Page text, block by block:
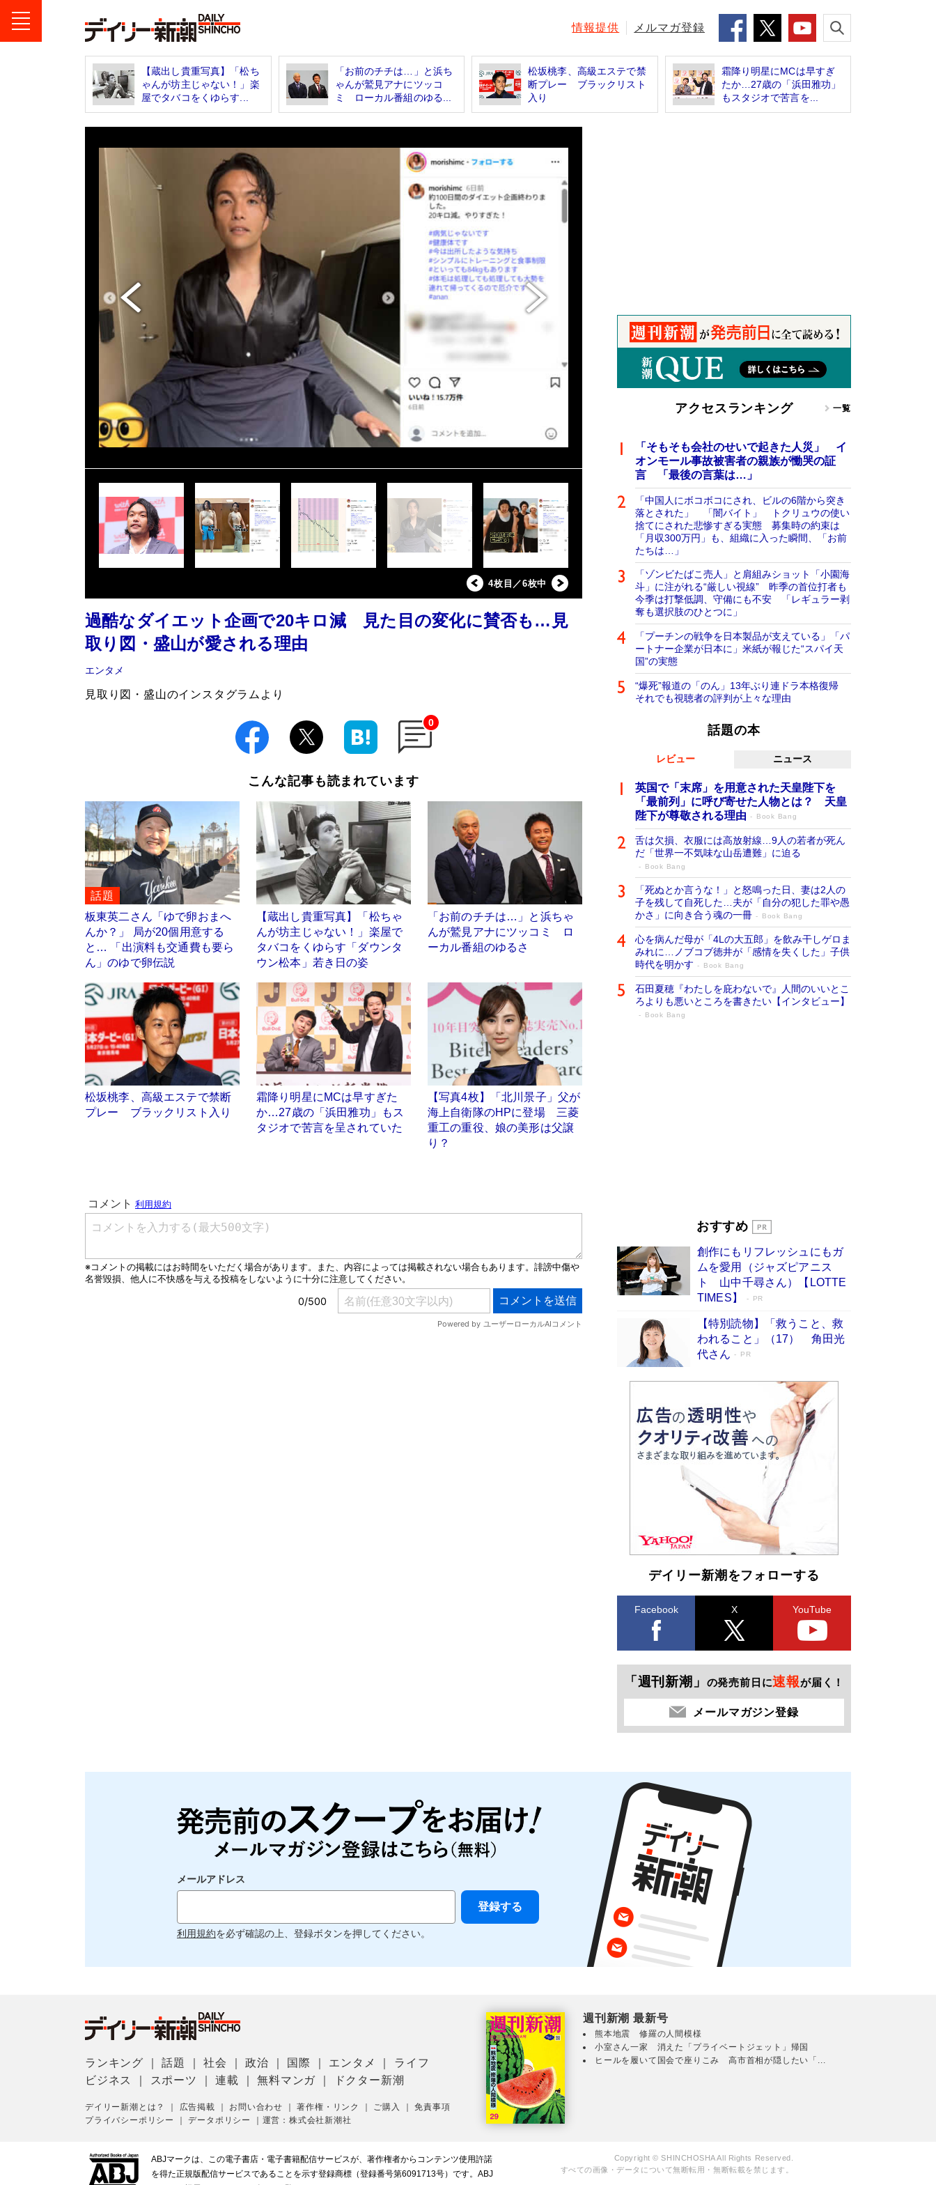
情報提供 メルマガ登録
【蔵出し貴重写真】「松ち
ゃんが坊主じゃない！」楽
屋でタバコをくゆらす...
「お前のチチは…」と浜ち
ゃんが鷲見アナにツッコ
ミ ローカル番組のゆる...
松坂桃李、高級エステで禁
断プレー ブラックリスト
入り
霜降り明星にMCは早すぎ
たか…27歳の「浜田雅功」
もスタジオで苦言を...
4枚目／6枚中
過酷なダイエット企画で20キロ減 見た目の変化に賛否も…見
取り図・盛山が愛される理由
エンタメ
見取り図・盛山のインスタグラムより
0
こんな記事も読まれています
話題
板東英二さん「ゆで卵おまへ
んか？」 局が20個用意する
と… 「出演料も交通費も要ら
ん」のゆで卵伝説
【蔵出し貴重写真】「松ちゃ
んが坊主じゃない！」楽屋で
タバコをくゆらす「ダウンタ
ウン松本」若き日の姿
「お前のチチは…」と浜ちゃ
んが鷲見アナにツッコミ ロ
ーカル番組のゆるさ
松坂桃李、高級エステで禁断
プレー ブラックリスト入り
霜降り明星にMCは早すぎた
か…27歳の「浜田雅功」もス
タジオで苦言を呈されていた
【写真4枚】「北川景子」父が
海上自衛隊のHPに登場 三菱
重工の重役、娘の美形は父譲
り？
アクセスランキング 一覧
「そもそも会社のせいで起きた人災」 イ
オンモール事故被害者の親族が慟哭の証
言 「最後の言葉は…」
「中国人にボコボコにされ、ビルの6階から突き
落とされた」 「闇バイト」 トクリュウの使い
捨てにされた悲惨すぎる実態 募集時の約束は
「月収300万円」も、組織に入った瞬間、「お前
たちは…」
「ゾンビたばこ売人」と肩組みショット「小園海
斗」に注がれる“厳しい視線” 昨季の首位打者も
今季は打撃低調、守備にも不安 「レギュラー剥
奪も選択肢のひとつに」
「プーチンの戦争を日本製品が支えている」「パ
ートナー企業が日本に」米紙が報じた“スパイ天
国”の実態
“爆死”報道の「のん」13年ぶり連ドラ本格復帰
それでも視聴者の評判が上々な理由
話題の本
レビュー ニュース
英国で「末席」を用意された天皇陛下を
「最前列」に呼び寄せた人物とは？ 天皇
陛下が尊敬される理由
Book Bang
舌は欠損、衣服には高放射線…9人の若者が死ん
だ「世界一不気味な山岳遭難」に迫る
Book Bang
「死ぬとか言うな！」と怒鳴った日、妻は2人の
子を残して自死した…夫が「自分の犯した罪や愚
かさ」に向き合う魂の一冊
Book Bang
心を病んだ母が「4Lの大五郎」を飲み干しゲロま
みれに…ノブコブ徳井が「感情を失くした」子供
時代を明かす
Book Bang
石田夏穂『わたしを庇わないで』人間のいいとこ
ろよりも悪いところを書きたい【インタビュー】
Book Bang
開発への関心を押し上げた18年の物語に幕 特装
Book Bang
友近氏、絶賛！ 鎌倉を舞台に、孤独を抱えた
人々が新たな一歩を踏み出す連作短篇集『海のほ
とりのプラネット』試し読み
おすすめ
創作にもリフレッシュにもガ
ムを愛用（ジャズピアニス
ト 山中千尋さん）【LOTTE
TIMES】
PR
【特別読物】「救うこと、救
われること」（17） 角田光
代さん
PR
デイリー新潮をフォローする
Facebook X YouTube
「週刊新潮」 の発売前日に速報が届く！
メールマガジン登録
メールアドレス
利用規約を必ず確認の上、登録ボタンを押してください。
ランキング ｜話題 ｜社会 ｜政治 国際 エンタメ
ライフ
ビジネス
スポーツ ｜連載 ｜無料マンガ ドクター新潮
デイリー新潮とは？ 広告掲載 お問い合わせ ｜著作権・リンク ご購入 ｜免責事項
プライバシーポリシー
｜データポリシー 運営：株式会社新潮社
週刊新潮 最新号
熊本地震 修羅の人間模様
小室さん一家 消えた「プライベートジェット」帰国
ヒールを履いて国会で座りこみ 高市首相が隠したい「...
ABJマークは、この電子書店・電子書籍配信サービスが、著作権者からコンテンツ使用許諾
を得た正規版配信サービスであることを示す登録商標（登録番号第6091713号）です。ABJ
Copyright © SHINCHOSHA All Rights Reserved.
すべての画像・データについて無断転用・無断転載を禁じます。